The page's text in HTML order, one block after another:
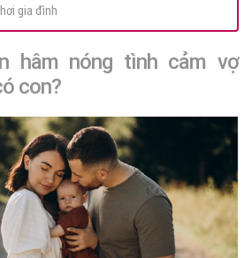
gia đình
hâm nóng tình cảm vợ
con?